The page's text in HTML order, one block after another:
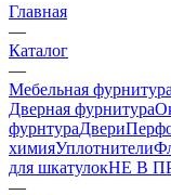
Главная
—
Каталог
—
Мебельная фурнитура
Дверная фурнитура
фурнтураДвери
химияУплотнители
для шкатулокНЕ В
—